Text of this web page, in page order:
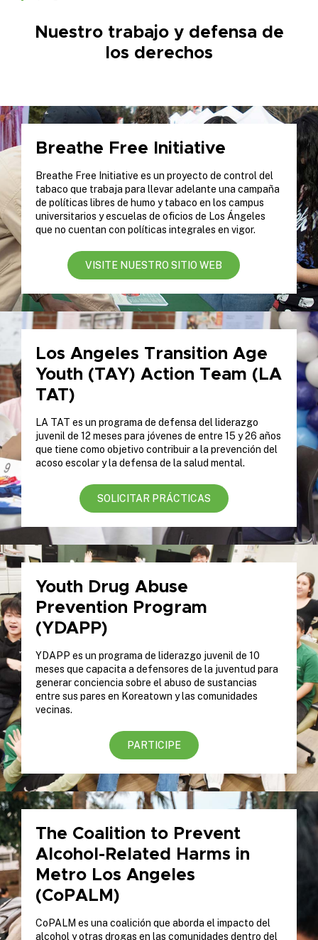
Nuestro trabajo y defensa de
los derechos
Breathe Free Initiative
Breathe Free Initiative es un proyecto de control del
tabaco que trabaja para llevar adelante una campaña
de políticas libres de humo y tabaco en los campus
universitarios y escuelas de oficios de Los Ángeles
que no cuentan con políticas integrales en vigor.
VISITE NUESTRO SITIO WEB
Los Angeles Transition Age
Youth (TAY) Action Team (LA
TAT)
LA TAT es un programa de defensa del liderazgo
juvenil de 12 meses para jóvenes de entre 15 y 26 años
que tiene como objetivo contribuir a la prevención del
acoso escolar y la defensa de la salud mental.
SOLICITAR PRÁCTICAS
Youth Drug Abuse
Prevention Program
(YDAPP)
YDAPP es un programa de liderazgo juvenil de 10
meses que capacita a defensores de la juventud para
generar conciencia sobre el abuso de sustancias
entre sus pares en Koreatown y las comunidades
vecinas.
PARTICIPE
The Coalition to Prevent
Alcohol-Related Harms in
Metro Los Angeles
(CoPALM)
CoPALM es una coalición que aborda el impacto del
alcohol y otras drogas en las comunidades dentro del